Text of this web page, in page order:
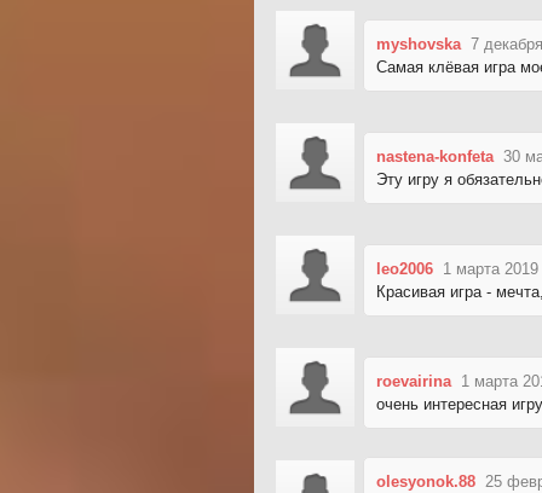
myshovska 7
Самая клёвая игра
nastena-konfeta 30
Эту игру я
leo2006 1 марта
Красивая игра -
roevairina 1 марта
очень интересная
olesyonok.88 25